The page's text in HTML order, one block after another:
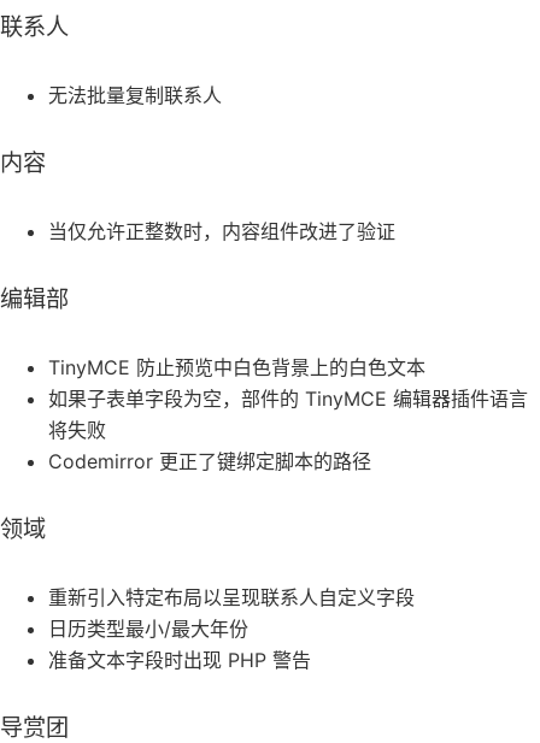
联系人
无法批量复制联系人
内容
当仅允许正整数时，内容组件改进了验证
编辑部
TinyMCE 防止预览中白色背景上的白色文本
如果子表单字段为空，部件的 TinyMCE 编辑器插件语言
将失败
Codemirror 更正了键绑定脚本的路径
领域
重新引入特定布局以呈现联系人自定义字段
日历类型最小/最大年份
准备文本字段时出现 PHP 警告
导赏团